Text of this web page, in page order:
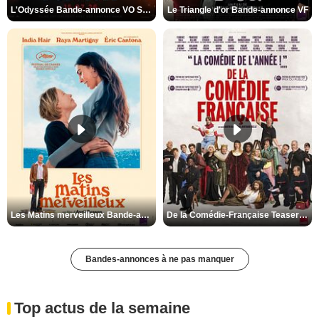
L'Odyssée Bande-annonce VO STFR Le Triangle d'or Bande-annonce VF
Les Matins merveilleux Bande-annonce VF De la Comédie-Française Teaser VF
Bandes-annonces à ne pas manquer
Top actus de la semaine